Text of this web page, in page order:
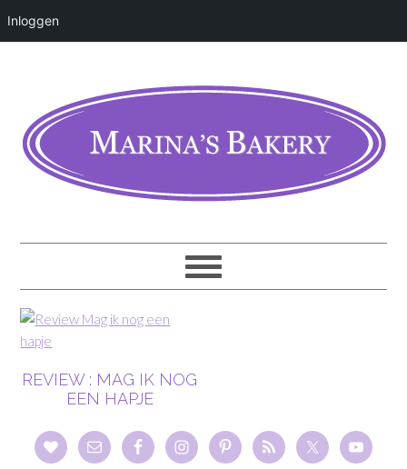
Inloggen
REVIEW : MAG IK NOG
EEN HAPJE